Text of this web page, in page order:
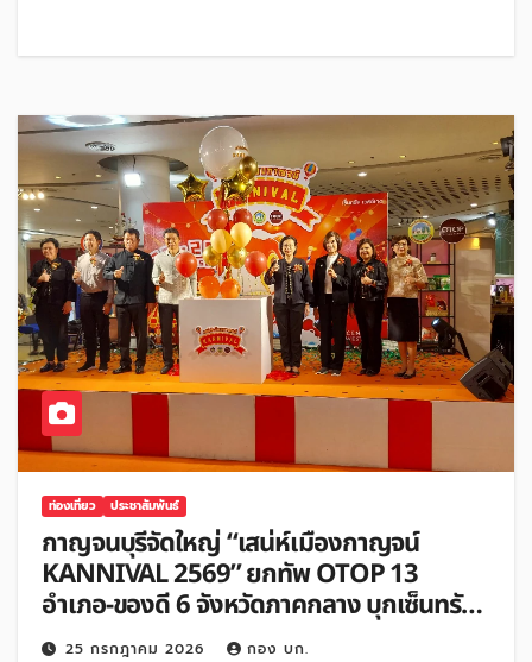
ท่องเที่ยว ประชาสัมพันธ์
กาญจนบุรีจัดใหญ่ “เสน่ห์เมืองกาญจน์
KANNIVAL 2569” ยกทัพ OTOP 13
อำเภอ-ของดี 6 จังหวัดภาคกลาง บุกเซ็นทรัล
เวสต์เกต
25 กรกฎาคม 2026 กอง บก.